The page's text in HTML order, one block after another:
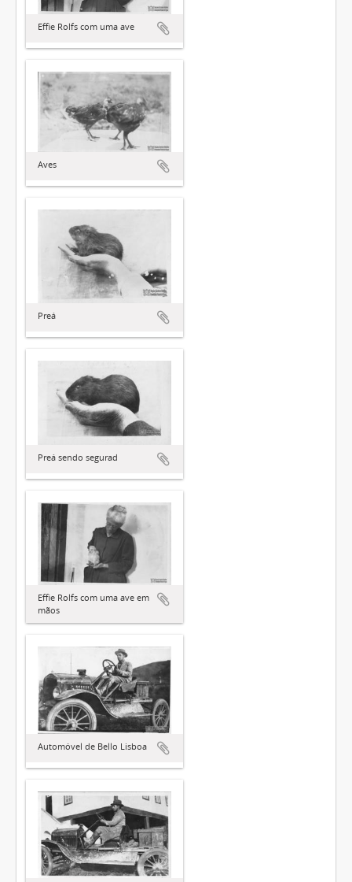
Effie Rolfs com uma ave
Aves
Preá
Preá sendo segurad
Effie Rolfs com uma ave em
mãos
Automóvel de Bello Lisboa